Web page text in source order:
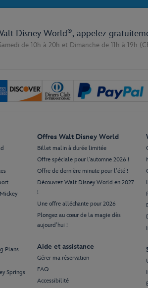
Disney World ®, appelez
de 10h à 20h et Dimanche de 11h à 19h
Plans
Springs
Offres Walt Disney World
Billet malin à durée limitée
Offre spéciale pour l’automne 2026 !
Offre de dernière minute pour l’été !
Découvrez Walt Disney World en 2027
!
Une offre alléchante pour 2026
Plongez au cœur de la magie dès
aujourd’hui !
Aide et assistance
Gérer ma réservation
FAQ
Accessibilité